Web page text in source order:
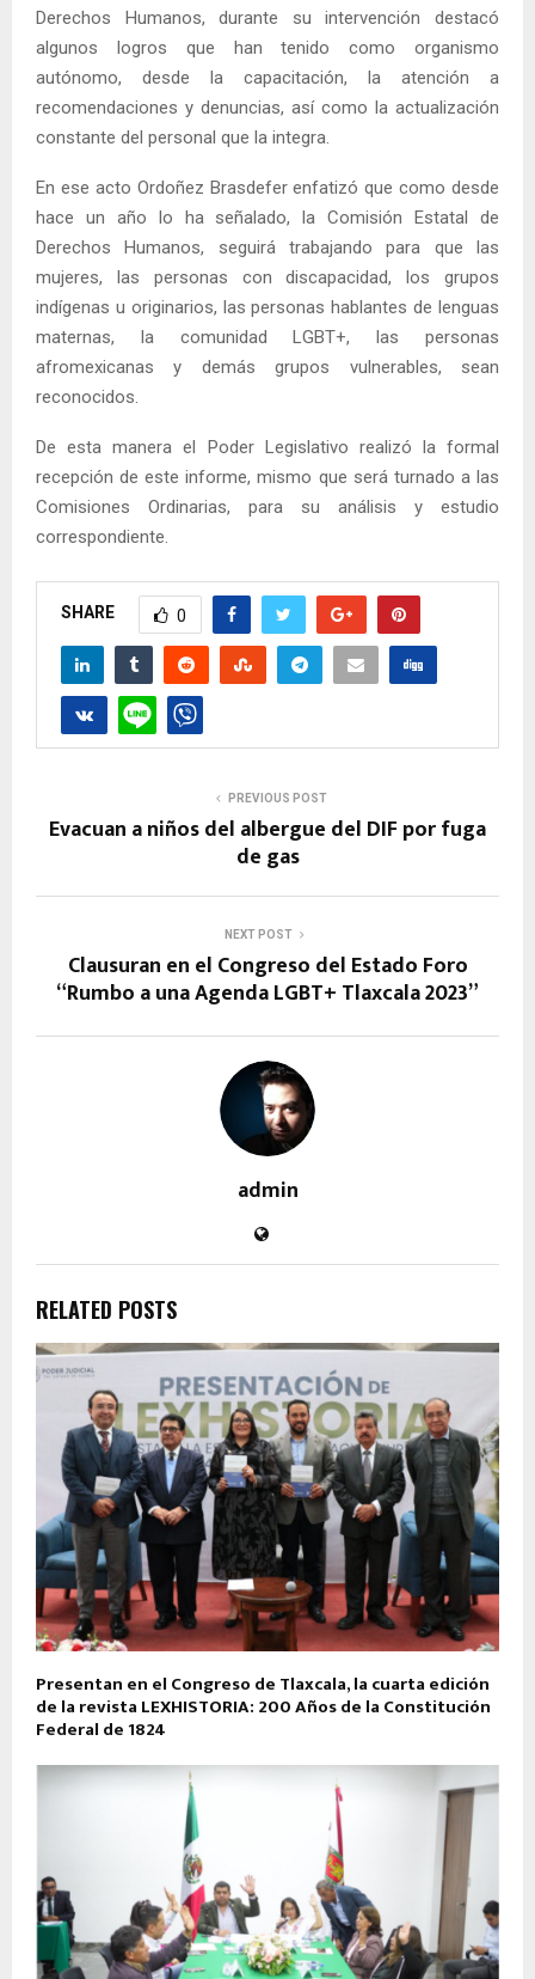
Derechos Humanos, durante su intervención destacó
algunos logros que han tenido como organismo
autónomo, desde la capacitación, la atención a
recomendaciones y denuncias, así como la actualización
constante del personal que la integra.
En ese acto Ordoñez Brasdefer enfatizó que como desde
hace un año lo ha señalado, la Comisión Estatal de
Derechos Humanos, seguirá trabajando para que las
mujeres, las personas con discapacidad, los grupos
indígenas u originarios, las personas hablantes de lenguas
maternas, la comunidad LGBT+, las personas
afromexicanas y demás grupos vulnerables, sean
reconocidos.
De esta manera el Poder Legislativo realizó la formal
recepción de este informe, mismo que será turnado a las
Comisiones Ordinarias, para su análisis y estudio
correspondiente.
SHARE 0
PREVIOUS POST
Evacuan a niños del albergue del DIF por fuga
de gas
NEXT POST
Clausuran en el Congreso del Estado Foro
“Rumbo a una Agenda LGBT+ Tlaxcala 2023”
admin
RELATED POSTS
Presentan en el Congreso de Tlaxcala, la cuarta edición
de la revista LEXHISTORIA: 200 Años de la Constitución
Federal de 1824